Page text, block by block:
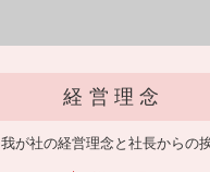
経営理念
我が社の経営理念と社長からの